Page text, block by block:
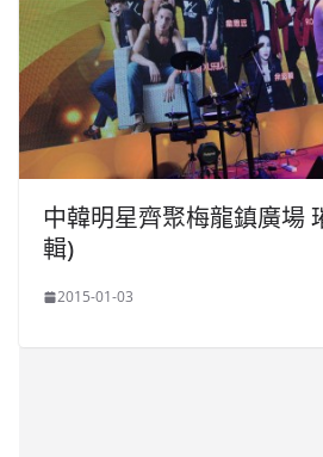
中韓明星齊聚梅龍鎮廣場
輯)
2015-01-03